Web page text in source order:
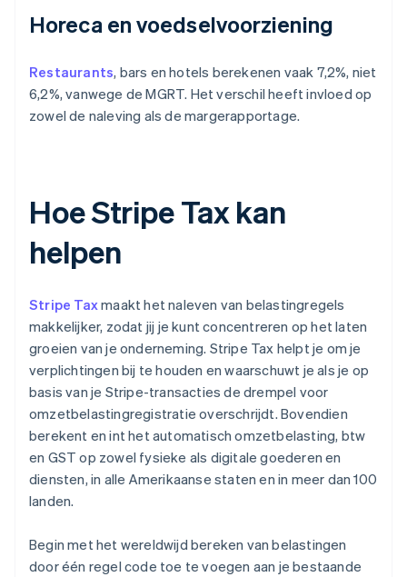
Horeca en voedselvoorziening
Restaurants, bars en hotels berekenen vaak 7,2%, niet
6,2%, vanwege de MGRT. Het verschil heeft invloed op
zowel de naleving als de margerapportage.
Hoe Stripe Tax kan
helpen
Stripe Taxmaakt het naleven van belastingregels
makkelijker, zodat jij je kunt concentreren op het laten
groeien van je onderneming. Stripe Tax helpt je om je
verplichtingen bij te houden en waarschuwt je als je op
basis van je Stripe-transacties de drempel voor
omzetbelastingregistratie overschrijdt. Bovendien
berekent en int het automatisch omzetbelasting, btw
en GST op zowel fysieke als digitale goederen en
diensten, in alle Amerikaanse staten en in meer dan 100
landen.
Begin met het wereldwijd bereken van belastingen
door één regel code toe te voegen aan je bestaande